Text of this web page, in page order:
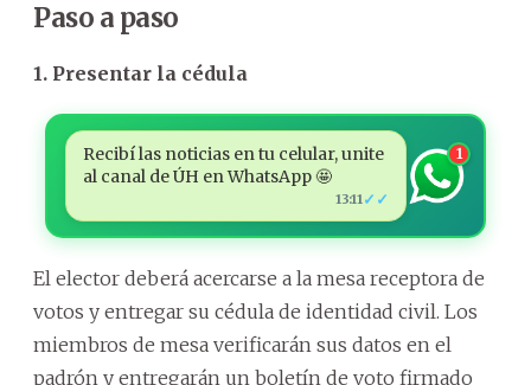
Paso a paso
1. Presentar la cédula
Recibí las noticias en tu celular, unite
al canal de ÚH en WhatsApp 🤩
13:11✓✓
1
El elector deberá acercarse a la mesa receptora de
votos y entregar su cédula de identidad civil. Los
miembros de mesa verificarán sus datos en el
padrón y entregarán un boletín de voto firmado